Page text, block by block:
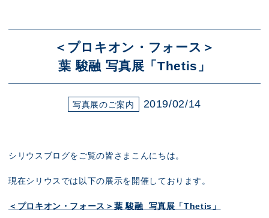
＜プロキオン・フォース＞
葉 駿融 写真展「Thetis」
写真展のご案内 2019/02/14
シリウスブログをご覧の皆さまこんにちは。
現在シリウスでは以下の展示を開催しております。
＜プロキオン・フォース＞葉 駿融 写真展「Thetis」
ブログ